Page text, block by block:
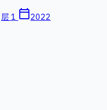
层 1 calendar_today2022